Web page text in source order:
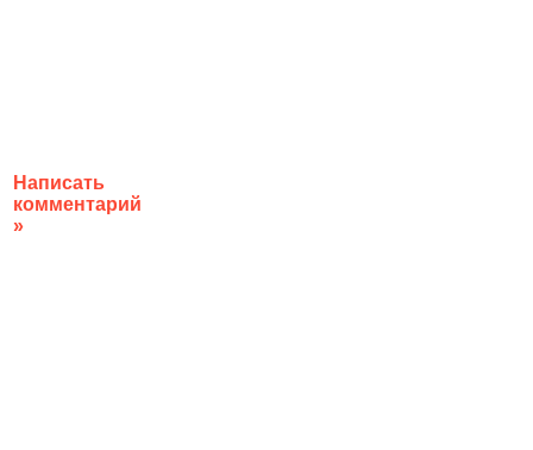
Написать
комментарий
»